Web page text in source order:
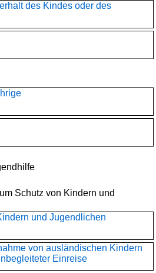
des Kindes oder des
Schutz von Kindern und
und Jugendlichen
von ausländischen Kindern
Einreise